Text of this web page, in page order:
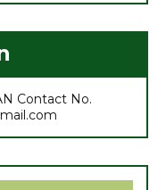
Contact No.